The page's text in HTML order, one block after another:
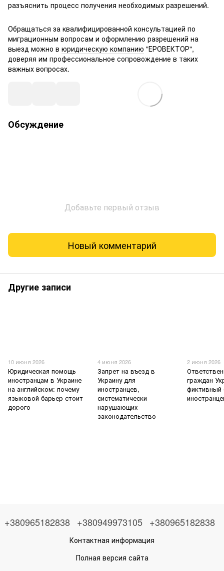
разъяснить процесс получения необходимых разрешений.
Обращаться за квалифицированной консультацией по
миграционным вопросам и оформлению разрешений на
выезд можно в юридическую компанию "ЕРОВЕКТОР",
доверяя им профессиональное сопровождение в таких
важных вопросах.
Обсуждение
Добавьте первый отзыв
Новый комментарий
Другие записи
10 июня 2026
Юридическая помощь
иностранцам в Украине
на английском: почему
языковой барьер стоит
дорого
4 июня 2026
Запрет на въезд в
Украину для
иностранцев,
систематически
нарушающих
законодательство
2 июня 2026
граждан
фиктивный
+380965182838 +380949973105 +380965182838
Контактная информация
Полная версия сайта